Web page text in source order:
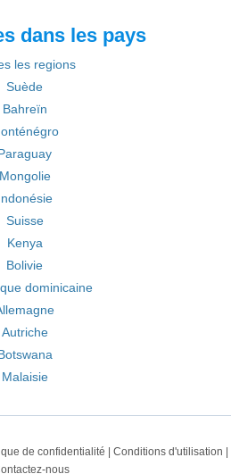
dans les pays
les regions
Suède
Bahreïn
Mongolie
Suisse
Kenya
Bolivie
dominicaine
Autriche
Malaisie
de confidentialité Conditions d'utilisation
nous